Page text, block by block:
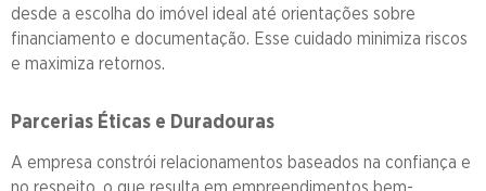
desde a escolha do imóvel ideal até orientações sobre
financiamento e documentação. Esse cuidado minimiza riscos
e maximiza retornos.
Parcerias Éticas e Duradouras
A empresa constrói relacionamentos baseados na confiança e
no respeito, o que resulta em empreendimentos bem-